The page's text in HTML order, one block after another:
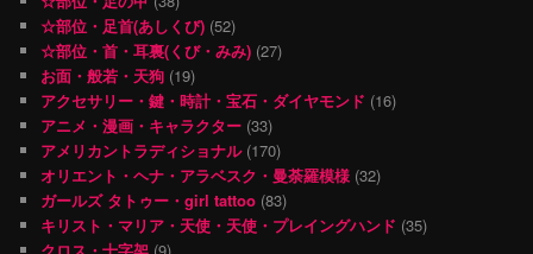
☆部位・足首(あしくび) (52)
☆部位・首・耳裏(くび・みみ) (27)
お面・般若・天狗 (19)
アクセサリー・鍵・時計・宝石・ダイヤモンド (16)
アニメ・漫画・キャラクター (33)
アメリカントラディショナル(170)
オリエント・ヘナ・アラベスク・曼荼羅模様 (32)
ガールズ タトゥー・girl tattoo (83)
キリスト・マリア・天使・天使・プレイングハンド (35)